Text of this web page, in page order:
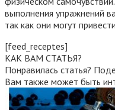
выполнения упражнений
так как они могут
[feed_receptes]
КАК ВАМ СТАТЬЯ?
Понравилась статья?
Вам также может быть